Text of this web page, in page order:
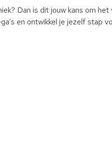
Dan is dit jouw kans om
en ontwikkel je jezelf stap